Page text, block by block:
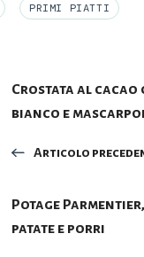
PRIMI PIATTI
Crostata al
bianco e
Articolo
Potage
patate e porri